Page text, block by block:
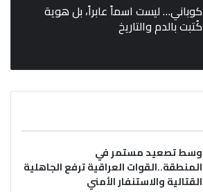
كوباني… ليست اسماً عابراً، بل هوية
كُتبت بالدم والتاريخ
وسط تصعيد مستمر في
المنطقة..القوات العراقية ترفع الجاهلية
القتالية والاستنفار الأمني